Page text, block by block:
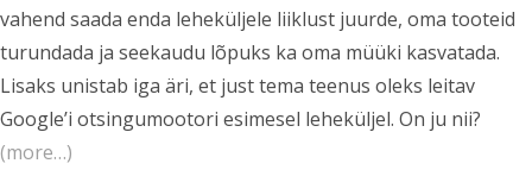
vahend saada enda leheküljele liiklust juurde, oma tooteid
turundada ja seekaudu lõpuks ka oma müüki kasvatada.
Lisaks unistab iga äri, et just tema teenus oleks leitav
Google’i otsingumootori esimesel leheküljel. On ju nii?
(more…)